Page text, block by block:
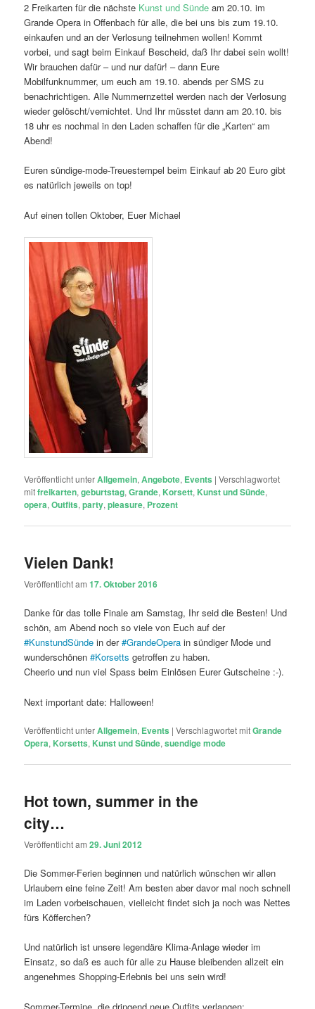
2 Freikarten für die nächste Kunst und Sünde am 20.10. im
Grande Opera in Offenbach für alle, die bei uns bis zum 19.10.
einkaufen und an der Verlosung teilnehmen wollen! Kommt
vorbei, und sagt beim Einkauf Bescheid, daß Ihr dabei sein wollt!
Wir brauchen dafür – und nur dafür! – dann Eure
Mobilfunknummer, um euch am 19.10. abends per SMS zu
benachrichtigen. Alle Nummernzettel werden nach der Verlosung
wieder gelöscht/vernichtet. Und Ihr müsstet dann am 20.10. bis
18 uhr es nochmal in den Laden schaffen für die „Karten“ am
Abend!
Euren sündige-mode-Treuestempel beim Einkauf ab 20 Euro gibt
es natürlich jeweils on top!
Auf einen tollen Oktober, Euer Michael
Veröffentlicht unterAllgemein,Angebote, Events |Verschlagwortet
mitfreikarten,geburtstag,Grande, Korsett, Kunst und Sünde,
opera,Outfits,party,pleasure, Prozent
Vielen Dank!
Veröffentlicht am17. Oktober 2016
Danke für das tolle Finale am Samstag, Ihr seid die Besten! Und
schön, am Abend noch so viele von Euch auf der
#KunstundSünde in der#GrandeOpera in sündiger Mode und
wunderschönen #Korsetts getroffen zu haben.
Cheerio und nun viel Spass beim Einlösen Eurer Gutscheine :-).
Next important date: Halloween!
Veröffentlicht unterAllgemein, Events |Verschlagwortet mitGrande
Opera, Korsetts, Kunst und Sünde,suendige mode
Hot town, summer in the
city…
Veröffentlicht am29. Juni 2012
Die Sommer-Ferien beginnen und natürlich wünschen wir allen
Urlaubern eine feine Zeit! Am besten aber davor mal noch schnell
im Laden vorbeischauen, vielleicht findet sich ja noch was Nettes
fürs Köfferchen?
Und natürlich ist unsere legendäre Klima-Anlage wieder im
Einsatz, so daß es auch für alle zu Hause bleibenden allzeit ein
angenehmes Shopping-Erlebnis bei uns sein wird!
Sommer-Termine, die dringend neue Outfits verlangen: